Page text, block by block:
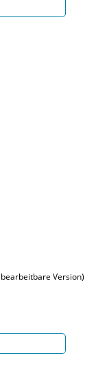
Version)